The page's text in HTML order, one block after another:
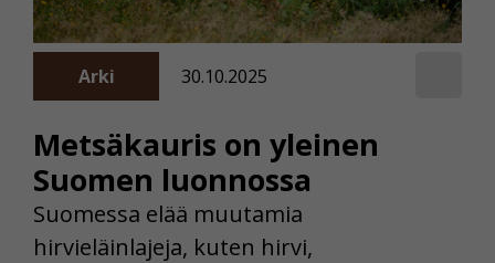
Metsäkauris on yleinen
Suomen luonnossa
Arki 30.10.2025
Suomessa elää muutamia
hirvieläinlajeja, kuten hirvi,